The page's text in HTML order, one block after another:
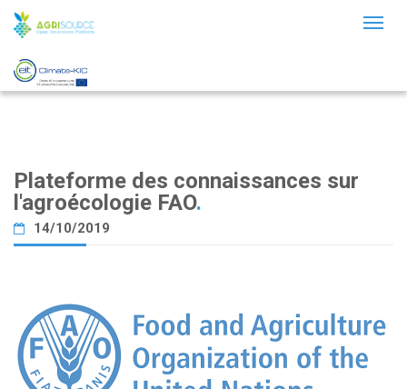
Plateforme des connaissances sur
l'agroécologie FAO.
14/10/2019